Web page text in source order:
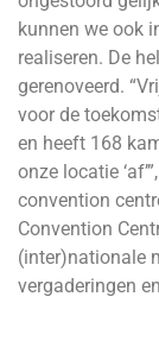
kunnen we ook
realiseren. De
gerenoveerd.
voor de
en heeft 168
onze locatie
convention
Convention
(inter)nationale
vergaderingen